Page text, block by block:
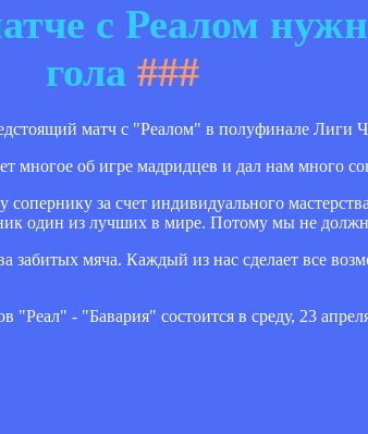
с Реалом
гола ###
матч с "Реалом" в полуфинале Лиги
многое об игре мадридцев и дал нам много
за счет индивидуального
один из лучших в мире. Потому мы не
забитых мяча. Каждый из нас сделает все
- "Бавария" состоится в среду, 23